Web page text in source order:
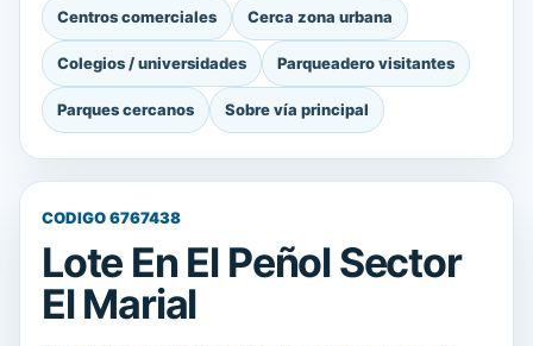
Centros comerciales Cerca zona urbana
Colegios / universidades Parqueadero visitantes
Parques cercanos Sobre vía principal
CODIGO 6767438
Lote En El Peñol Sector
El Marial